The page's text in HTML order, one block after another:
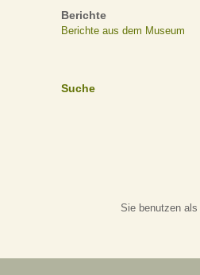
Berichte
Berichte aus dem Museum
Suche
Sie benutzen